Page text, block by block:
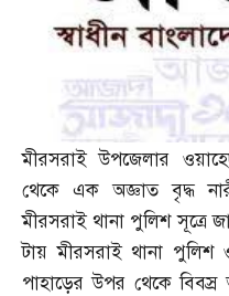
মীরসরাই উপজেলার
থেকে এক অজ্ঞাত বৃদ্ধ
মীরসরাই থানা পুলিশ সূত্রে
টায় মীরসরাই থানা পুলিশ
পাহাড়ের উপর থেকে